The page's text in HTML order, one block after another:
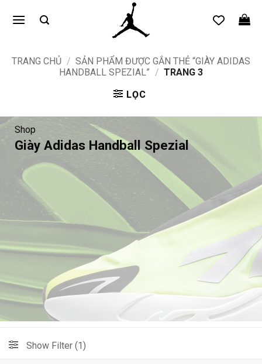
qua
TRANG CHỦ / SẢN PHẨM ĐƯỢC GẮN THẺ “GIÀY ADIDAS
HANDBALL SPEZIAL” / TRANG 3
LỌC
Shop
Giày Adidas Handball Spezial
Show Filter (1)